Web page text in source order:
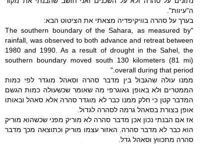
ה"עיוות".
בערך על סהרה בוויקיפדיה מצאתי את הציטוט הבא:
"The southern boundary of the Sahara, as measured by
rainfall, was observed to both advance and retreat between
1980 and 1990. As a result of drought in the Sahel, the
southern boundary moved south 130 kilometers (81 mi)
overall during that period."
ממנו עולה שהגבול בין מדבר סהרה וסאהל מוגדר לפי כמות
הממטרים ולא באופן גאוגרפי מה שאומר שכשעולה כמות הגשם
המדבר קטן כי חלק ממנו כבר לא מוגדר סהרה אלא סאהל ובאותו
אופן בצורת בסאהל גרמה לסהרה לגדול.
אז אם הבנתי נכון אכן מדבר סהרה לא מוריק מפני שכשהוא מוריק
הוא כבר לא מדבר סהרה. האזור עצמו מוריק וכתוצאה מכך מדבר
סהרה מתכווץ וסאהל גדל.